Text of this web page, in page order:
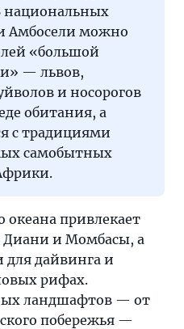
национальных
Амбосели можно
«большой
— львов,
и носорогов
обитания, а
с традициями
самобытных
привлекает
и Момбасы, а
дайвинга и
рифах.
ландшафтов — от
побережья —